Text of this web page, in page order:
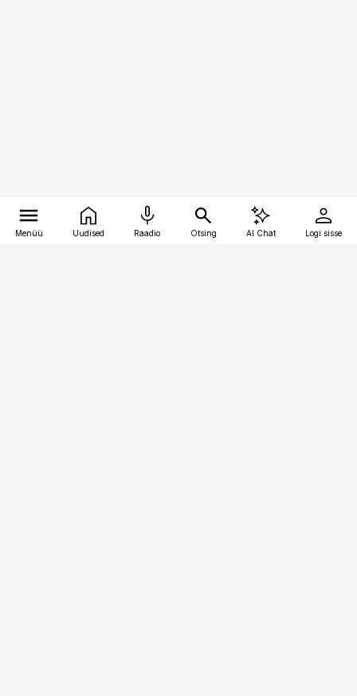
Menüü Uudised Raadio Otsing AI Chat Logi sisse